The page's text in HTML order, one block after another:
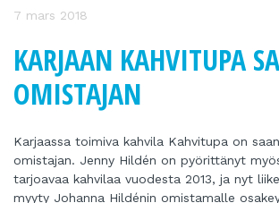
7 mars 2018
KARJAAN KAHVITUPA
OMISTAJAN
Karjaassa toimiva kahvila Kahvitupa on
omistajan. Jenny Hildén on pyörittänyt
tarjoavaa kahvilaa vuodesta 2013, ja nyt
myyty Johanna Hildénin omistamalle